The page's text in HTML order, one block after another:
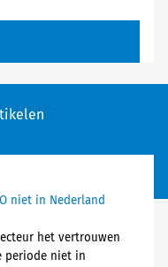
niet in Nederland
het vertrouwen
periode niet in